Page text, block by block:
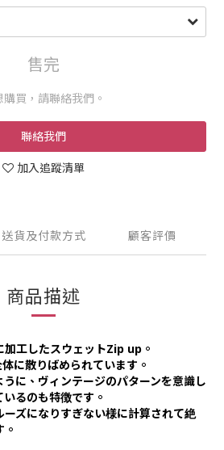
售完
購買，請聯絡我們。
聯絡我們
加入追蹤清單
送貨及付款方式 顧客評價
商品描述
工したスウェットZip up。
に散りばめられています。
うに、ヴィンテージのパターンを意識し
るのも特徴です。
ズになりすぎない様に計算されて絶